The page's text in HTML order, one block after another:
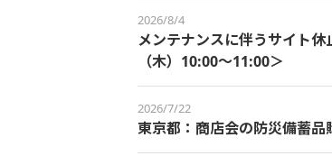
2026/8/4
メンテナンスに伴うサイト
（木）10:00～11:00＞
2026/7/22
東京都：商店会の防災備蓄